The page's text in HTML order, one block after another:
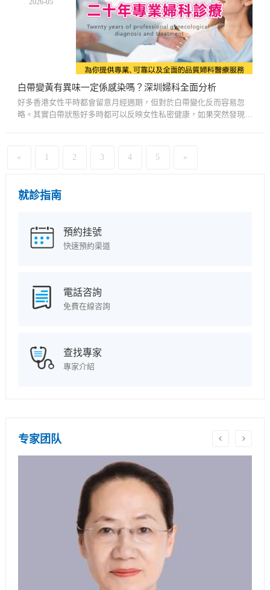
2026-05
白帶變黃有異味一定係感染嗎？深圳婦科全面分析
好多香港女性平時都會留意月經週期，但對於白帶變化反而容易忽
略。其實白帶狀態好多時都可以反映女性私密健康，如果突然發現白
« 1 2 3 4 5 »
就診指南
預約挂號
快速預約渠道
電話咨詢
免費在線咨詢
查找專家
專家介紹
专家团队